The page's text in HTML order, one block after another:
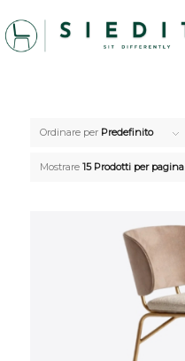
Ordinare per Predefinito
Mostrare 15 Prodotti per pagina